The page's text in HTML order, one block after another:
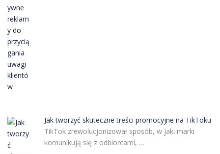
Jak tworzyć skuteczne treści promocyjne na TikToku
TikTok zrewolucjonizował sposób, w jaki marki
komunikują się z odbiorcami, …